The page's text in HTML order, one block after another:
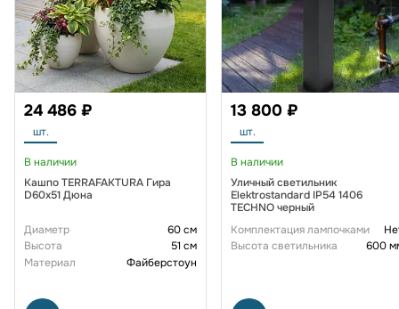
24 486 ₽
шт.
В наличии
Кашпо TERRAFAKTURA Гира
D60х51 Дюна
Диаметр
60 см
Высота
51 см
Материал
Файберстоун
13 800 ₽
шт.
В наличии
Уличный светильник
Elektrostandard IP54 1406
TECHNO черный
Комплектация лампочками
Высота светильника
600